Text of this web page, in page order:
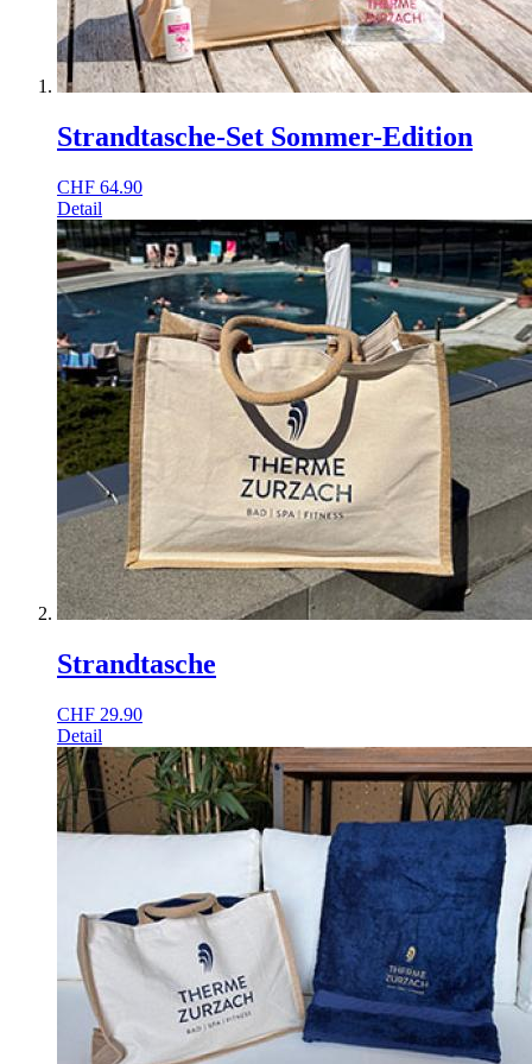
Strandtasche-Set Sommer-Edition
CHF 64.90
Detail
Strandtasche
CHF 29.90
Detail